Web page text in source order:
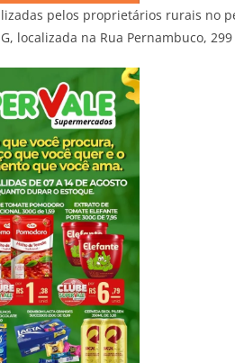
pelos proprietários rurais no
localizada na Rua Pernambuco,